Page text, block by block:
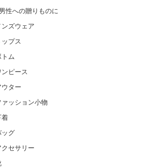
性への贈りものに
ンズウェア
ップス
トム
ンピース
ウター
ァッション小物
着
ッグ
クセサリー